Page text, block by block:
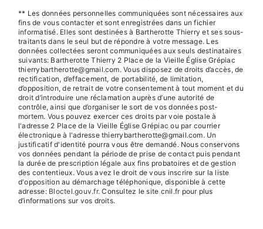
** Les données personnelles communiquées sont nécessaires aux
fins de vous contacter et sont enregistrées dans un fichier
informatisé. Elles sont destinées à Bartherotte Thierry et ses sous-
traitants dans le seul but de répondre à votre message. Les
données collectées seront communiquées aux seuls destinataires
suivants: Bartherotte Thierry 2 Place de la Vieille Église Grépiac
thierrybartherotte@gmail.com. Vous disposez de droits d’accès, de
rectification, d’effacement, de portabilité, de limitation,
d’opposition, de retrait de votre consentement à tout moment et du
droit d’introduire une réclamation auprès d’une autorité de
contrôle, ainsi que d’organiser le sort de vos données post-
mortem. Vous pouvez exercer ces droits par voie postale à
l'adresse 2 Place de la Vieille Église Grépiac ou par courrier
électronique à l'adresse thierrybartherotte@gmail.com. Un
justificatif d'identité pourra vous être demandé. Nous conservons
vos données pendant la période de prise de contact puis pendant
la durée de prescription légale aux fins probatoires et de gestion
des contentieux. Vous avez le droit de vous inscrire sur la liste
d'opposition au démarchage téléphonique, disponible à cette
adresse: Bloctel.gouv.fr. Consultez le site cnil.fr pour plus
d’informations sur vos droits.